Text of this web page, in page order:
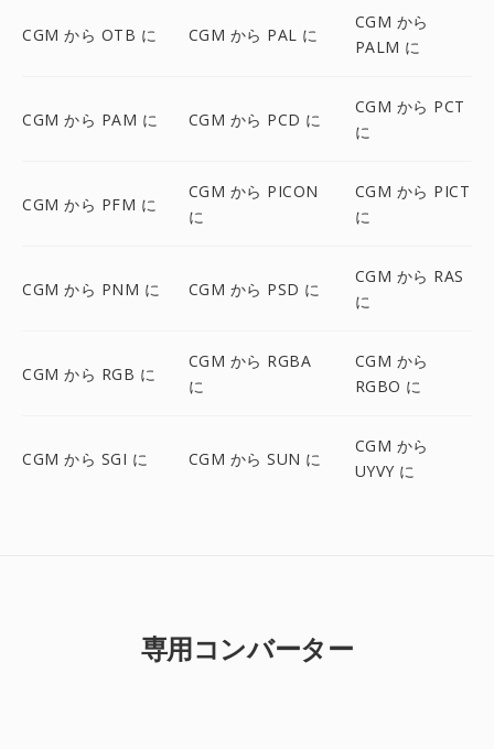
CGM から OTB に CGM から PAL に
CGM から
PALM に
CGM から PAM に CGM から PCD に
CGM から PCT
に
CGM から PFM に
CGM から PICON
に
CGM から PICT
に
CGM から PNM に CGM から PSD に
CGM から RAS
に
CGM から RGB に
CGM から RGBA
に
CGM から
RGBO に
CGM から SGI に CGM から SUN に
CGM から
UYVY に
専用コンバーター